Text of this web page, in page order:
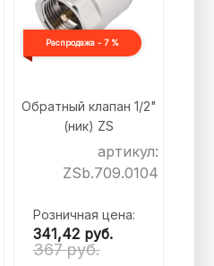
Распродажа - 7 %
Обратный клапан 1/2"
(ник) ZS
артикул:
ZSb.709.0104
Розничная цена:
341,42 руб.
367 руб.